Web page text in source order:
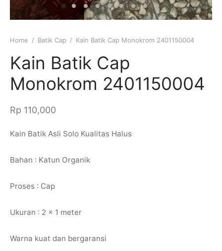
Home / Batik Cap / Kain Batik Cap Monokrom 2401150004
Kain Batik Cap
Monokrom 2401150004
Rp 110,000
Kain Batik Asli Solo Kualitas Halus
Bahan : Katun Organik
Proses : Cap
Ukuran : 2 x 1 meter
Warna kuat dan bergaransi
Tulis